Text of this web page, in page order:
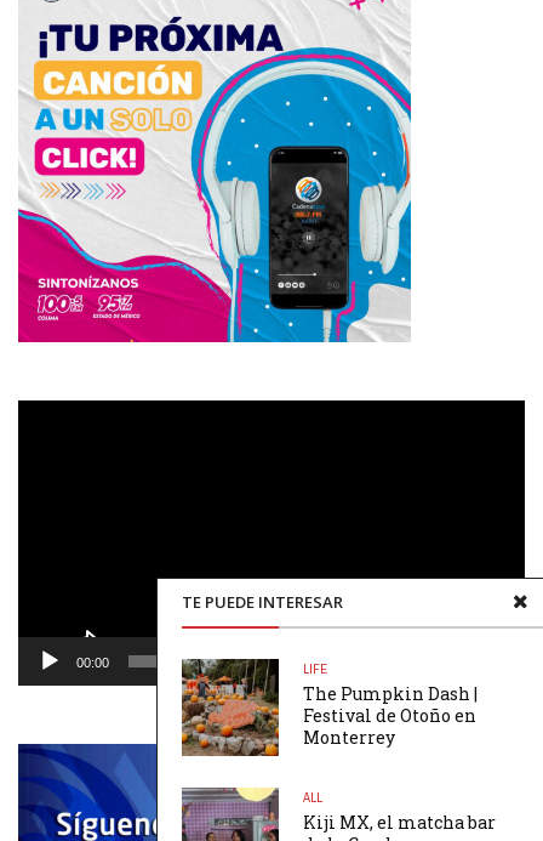
TE PUEDE INTERESAR
LIFE
The Pumpkin Dash |
Festival de Otoño en
Monterrey
ALL
Kiji MX, el matcha bar
00:00